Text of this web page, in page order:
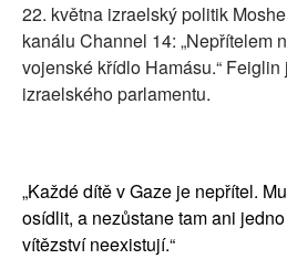
22. května izraelský politik
kanálu Channel 14: „Nepřítelem
vojenské křídlo Hamásu.“
izraelského parlamentu.
„Každé dítě v Gaze je nepřítel.
osídlit, a nezůstane tam ani
vítězství neexistují.“